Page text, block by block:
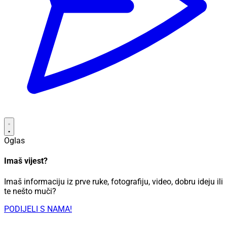
Oglas
Imaš vijest?
Imaš informaciju iz prve ruke, fotografiju, video, dobru ideju ili
te nešto muči?
PODIJELI S NAMA!